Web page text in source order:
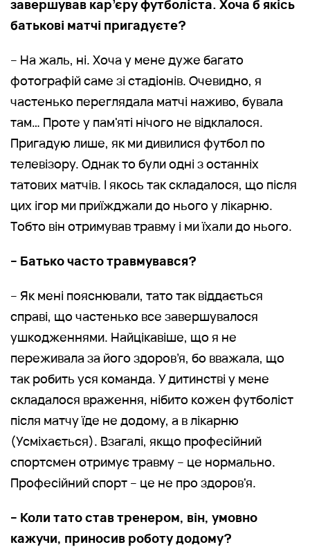
завершував кар’єру футболіста. Хоча б якісь
батькові матчі пригадуєте?
– На жаль, ні. Хоча у мене дуже багато
фотографій саме зі стадіонів. Очевидно, я
частенько переглядала матчі наживо, бувала
там… Проте у пам'яті нічого не відклалося.
Пригадую лише, як ми дивилися футбол по
телевізору. Однак то були одні з останніх
татових матчів. І якось так складалося, що після
цих ігор ми приїжджали до нього у лікарню.
Тобто він отримував травму і ми їхали до нього.
– Батько часто травмувався?
– Як мені пояснювали, тато так віддається
справі, що частенько все завершувалося
ушкодженнями. Найцікавіше, що я не
переживала за його здоров’я, бо вважала, що
так робить уся команда. У дитинстві у мене
складалося враження, нібито кожен футболіст
після матчу їде не додому, а в лікарню
(Усміхається). Взагалі, якщо професійний
спортсмен отримує травму – це нормально.
Професійний спорт – це не про здоров'я.
– Коли тато став тренером, він, умовно
кажучи, приносив роботу додому?